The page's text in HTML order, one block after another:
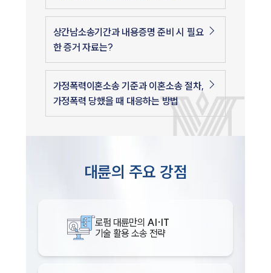
상간남소송기간과 내용증명 준비 시 필요
한 증거 자료는?
가정폭력이혼소송 기준과 이혼소송 절차,
가정폭력 당했을 때 대응하는 방법
대륜의 주요 강점
로펌 대륜만의 AI·IT
기술 활용 소송 전략